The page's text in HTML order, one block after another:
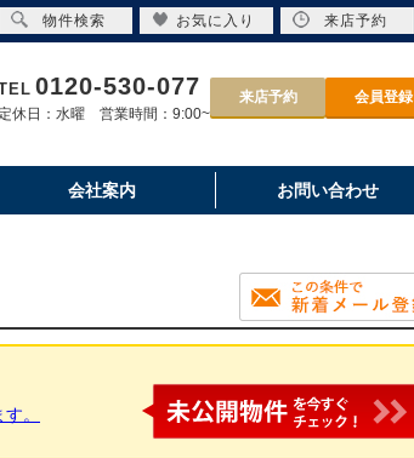
0120-530-077
定休日：水曜 営業時間：9:00~
来店予約 会員登録
会社案内 お問い合わせ
。
物件検索 お気に入り 来店予約